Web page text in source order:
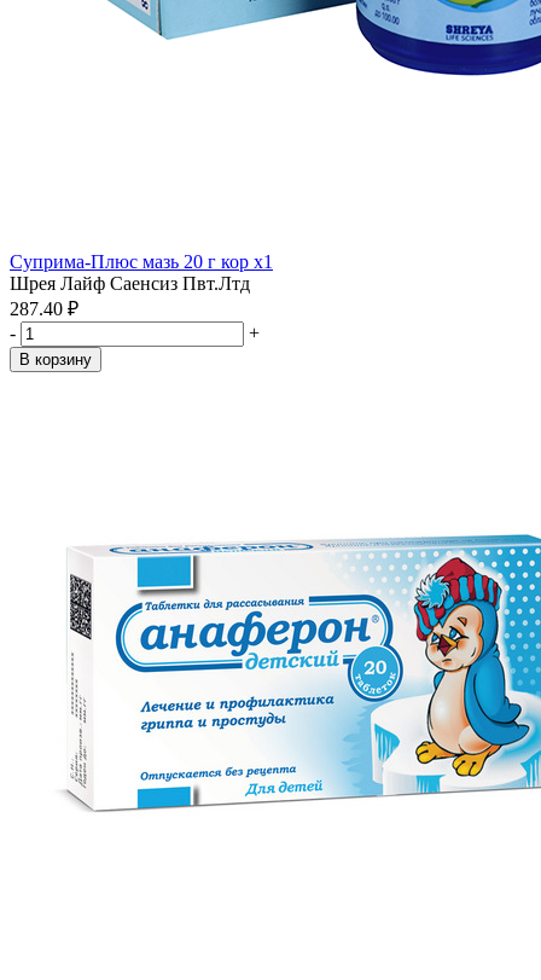
Суприма-Плюс мазь 20 г кор x1
Шрея Лайф Саенсиз Пвт.Лтд
287.40 ₽
-
+
В корзину